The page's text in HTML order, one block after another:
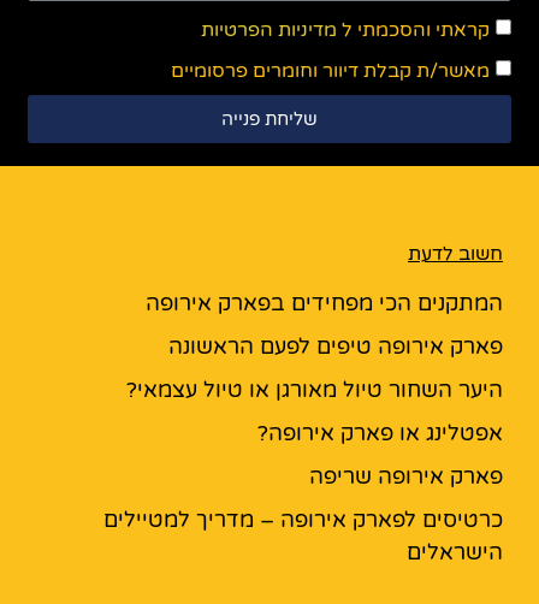
קראתי והסכמתי ל מדיניות הפרטיות
מאשר/ת קבלת דיוור וחומרים פרסומיים
שליחת פנייה
חשוב לדעת
המתקנים הכי מפחידים בפארק אירופה
פארק אירופה טיפים לפעם הראשונה
היער השחור טיול מאורגן או טיול עצמאי?
אפטלינג או פארק אירופה?
פארק אירופה שריפה
כרטיסים לפארק אירופה – מדריך למטיילים
הישראלים